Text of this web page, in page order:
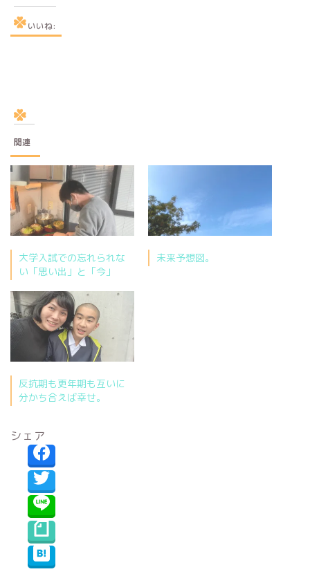
いいね:
関連
大学入試での忘れられな
い「思い出」と「今」
未来予想図。
反抗期も更年期も互いに
分かち合えば幸せ。
シェア